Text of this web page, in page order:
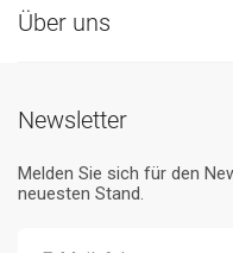
Über uns
Newsletter
Melden Sie sich für den
neuesten Stand.